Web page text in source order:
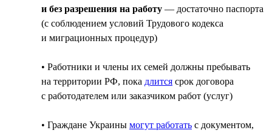
и без разрешения на работу — достаточно паспорта
(с соблюдением условий Трудового кодекса
и миграционных процедур)
• Работники и члены их семей должны пребывать
на территории РФ, пока длится срок договора
с работодателем или заказчиком работ (услуг)
• Граждане Украины могут работать с документом,